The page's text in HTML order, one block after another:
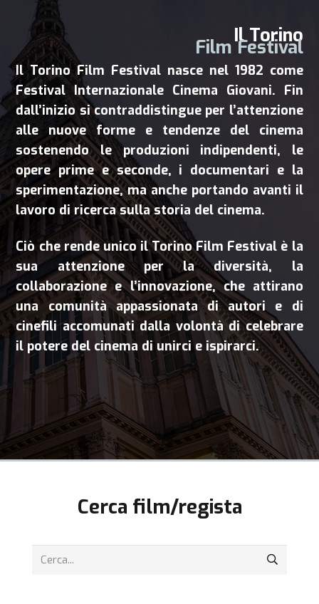
Il Torino
Film Festival
Il Torino Film Festival nasce nel 1982 come
Festival Internazionale Cinema Giovani. Fin
dall’inizio si contraddistingue per l’attenzione
alle nuove forme e tendenze del cinema
sostenendo le produzioni indipendenti, le
opere prime e seconde, i documentari e la
sperimentazione, ma anche portando avanti il
lavoro di ricerca sulla storia del cinema.
Ciò che rende unico il Torino Film Festival è la
sua attenzione per la diversità, la
collaborazione e l’innovazione, che attirano
una comunità appassionata di autori e di
cinefili accomunati dalla volontà di celebrare
il potere del cinema di unirci e ispirarci.
Cerca film/regista